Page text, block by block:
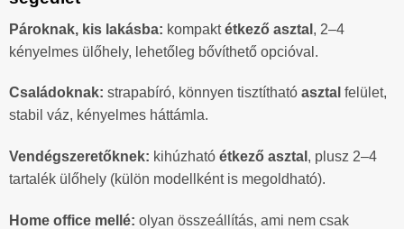
Pároknak, kis lakásba: kompaktétkező asztal , 2–4
kényelmes ülőhely, lehetőleg bővíthető opcióval.
Családoknak: strapabíró, könnyen tisztítható asztal felület,
stabil váz, kényelmes háttámla.
Vendégszeretőknek: kihúzható étkező asztal , plusz 2–4
tartalék ülőhely (külön modellként is megoldható).
Home office mellé: olyan összeállítás, ami nem csak